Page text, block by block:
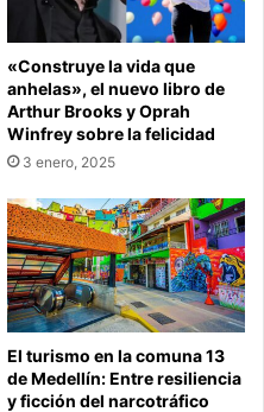
«Construye la vida que
anhelas», el nuevo libro de
Arthur Brooks y Oprah
Winfrey sobre la felicidad
3 enero, 2025
El turismo en la comuna 13
de Medellín: Entre resiliencia
y ficción del narcotráfico